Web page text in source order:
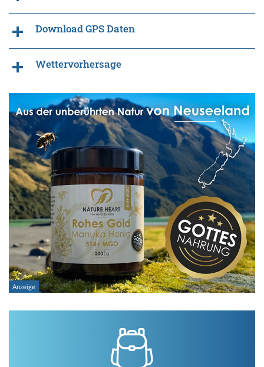
Download GPS Daten
Wettervorhersage